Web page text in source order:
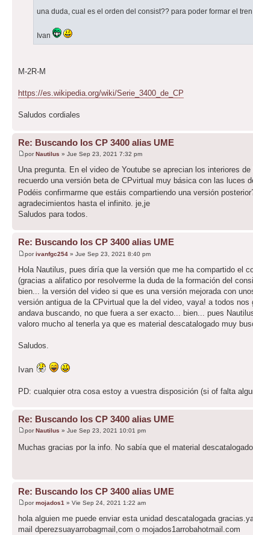
una duda, cual es el orden del consist?? para poder formar el
Ivan
M-2R-M
https://es.wikipedia.org/wiki/Serie_3400_de_CP
Saludos cordiales
Re: Buscando los CP 3400 alias UME
porNautilus » Jue Sep 23, 2021 7:32 pm
Una pregunta. En el video de Youtube se aprecian los interiores
recuerdo una versión beta de CPvirtual muy básica con las luces
Podéis confirmarme que estáis compartiendo una versión
agradecimientos hasta el infinito. je,je
Saludos para todos.
Re: Buscando los CP 3400 alias UME
porivanfgc254 » Jue Sep 23, 2021 8:40 pm
Hola Nautilus, pues diría que la versión que me ha compartido el
(gracias a alifatico por resolverme la duda de la formación del
bien... la versión del video si que es una versión mejorada con
versión antigua de la CPvirtual que la del video, vaya! a todos
andava buscando, no que fuera a ser exacto... bien... pues
valoro mucho al tenerla ya que es material descatalogado muy
Saludos.
Ivan
PD: cualquier otra cosa estoy a vuestra disposición (si of falta
Re: Buscando los CP 3400 alias UME
porNautilus » Jue Sep 23, 2021 10:01 pm
Muchas gracias por la info. No sabía que el material
Re: Buscando los CP 3400 alias UME
pormojados1 » Vie Sep 24, 2021 1:22 am
hola alguien me puede enviar esta unidad descatalogada
mail dperezsuayarrobagmail,com o mojados1arrobahotmail.com